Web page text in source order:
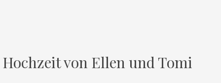
Hochzeit von Ellen und Tomi